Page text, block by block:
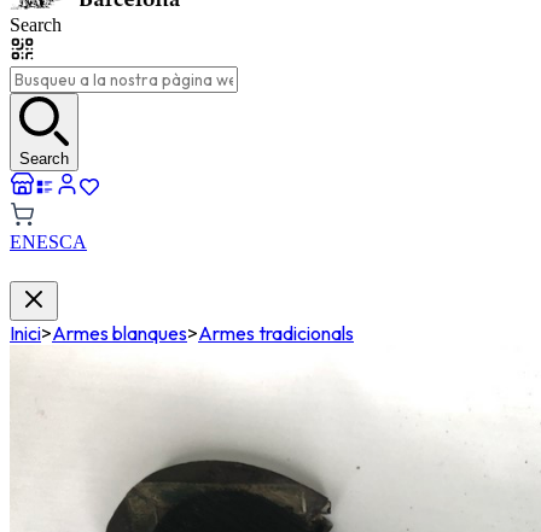
Search
Search
ENESCA
Inici>Armes blanques>Armes tradicionals